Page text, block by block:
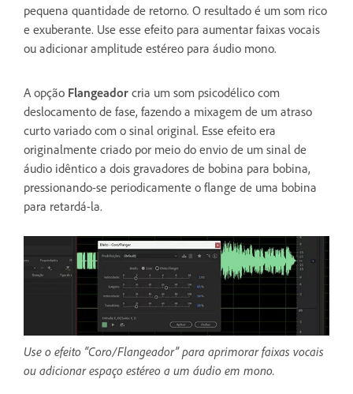
pequena quantidade de retorno. O resultado é um som rico
e exuberante. Use esse efeito para aumentar faixas vocais
ou adicionar amplitude estéreo para áudio mono.
A opção Flangeador cria um som psicodélico com
deslocamento de fase, fazendo a mixagem de um atraso
curto variado com o sinal original. Esse efeito era
originalmente criado por meio do envio de um sinal de
áudio idêntico a dois gravadores de bobina para bobina,
pressionando-se periodicamente o flange de uma bobina
para retardá-la.
Use o efeito “Coro/Flangeador” para aprimorar faixas vocais
ou adicionar espaço estéreo a um áudio em mono.